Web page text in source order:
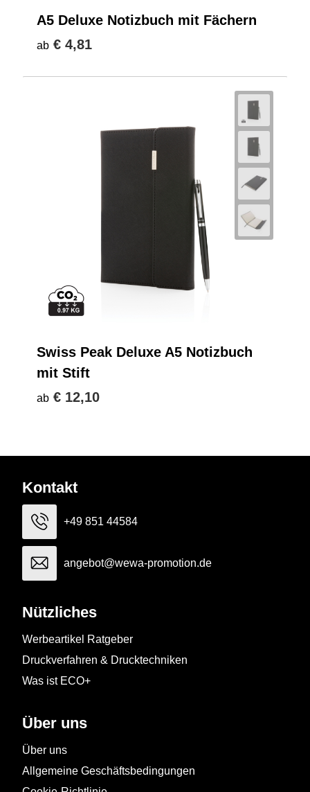
A5 Deluxe Notizbuch mit Fächern
ab € 4,81
Swiss Peak Deluxe A5 Notizbuch
mit Stift
ab € 12,10
Kontakt
+49 851 44584
angebot@wewa-promotion.de
Nützliches
Werbeartikel Ratgeber
Druckverfahren & Drucktechniken
Was ist ECO+
Über uns
Über uns
Allgemeine Geschäftsbedingungen